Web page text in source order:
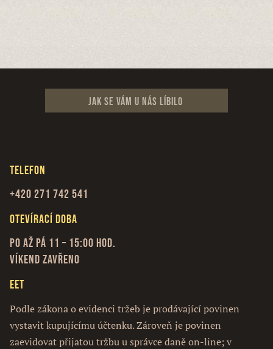
Jak se vám u nás líbilo
Telefon
+420 271 742 541
Otevírací doba
Po až Pá 11 – 15:00 hod.
Víkend zavřeno
EET
Podle zákona o evidenci tržeb je prodávající povinen
vystavit kupujícímu účtenku. Zároveň je povinen
zaevidovat přijatou tržbu u správce daně on-line; v